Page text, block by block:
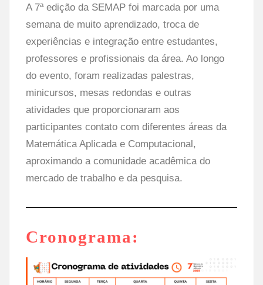
A 7ª edição da SEMAP foi marcada por uma
semana de muito aprendizado, troca de
experiências e integração entre estudantes,
professores e profissionais da área. Ao longo
do evento, foram realizadas palestras,
minicursos, mesas redondas e outras
atividades que proporcionaram aos
participantes contato com diferentes áreas da
Matemática Aplicada e Computacional,
aproximando a comunidade acadêmica do
mercado de trabalho e da pesquisa.
Cronograma: